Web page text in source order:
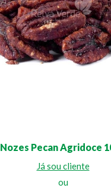
Nozes Pecan Agridoce
Já sou cliente
ou